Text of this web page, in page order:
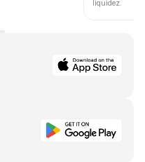
liquidez.